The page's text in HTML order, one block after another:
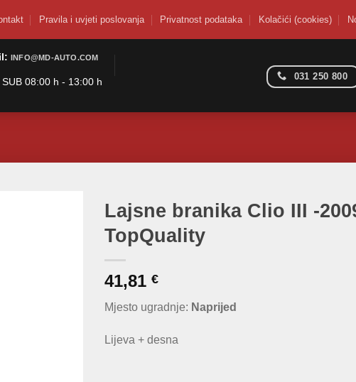
Pravila i uvjeti poslovanja Privatnost podataka Kolačići (cookies)
INFO@MD-AUTO.COM
08:00 h - 13:00 h
031 250 800
Lajsne branika Clio III -
TopQuality
41,81 €
Mjesto ugradnje: Naprijed
Lijeva + desna